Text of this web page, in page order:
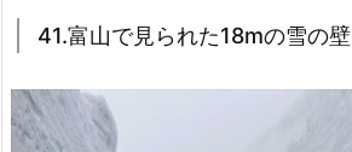
41.富山で見られた18mの雪の壁